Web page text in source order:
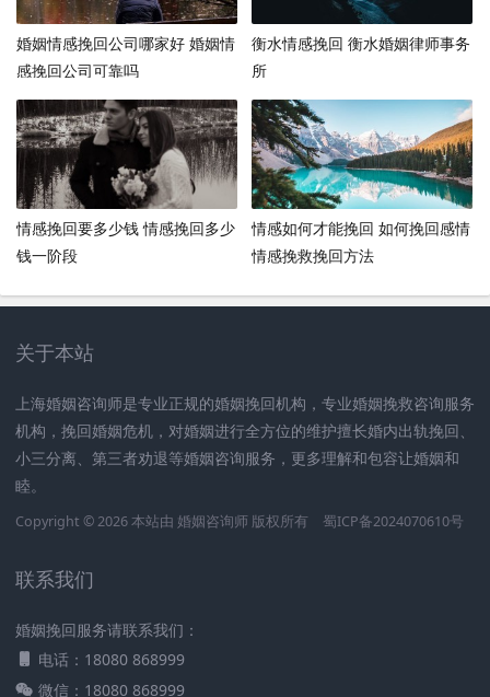
婚姻情感挽回公司哪家好 婚姻情
感挽回公司可靠吗
衡水情感挽回 衡水婚姻律师事务
所
情感挽回要多少钱 情感挽回多少
钱一阶段
情感如何才能挽回 如何挽回感情
情感挽救挽回方法
关于本站
上海婚姻咨询师是专业正规的婚姻挽回机构，专业婚姻挽救咨询服务
机构，挽回婚姻危机，对婚姻进行全方位的维护擅长婚内出轨挽回、
小三分离、第三者劝退等婚姻咨询服务，更多理解和包容让婚姻和
睦。
Copyright © 2026 本站由 婚姻咨询师 版权所有 蜀ICP备2024070610号
联系我们
婚姻挽回服务请联系我们：
电话：18080 868999
微信：18080 868999